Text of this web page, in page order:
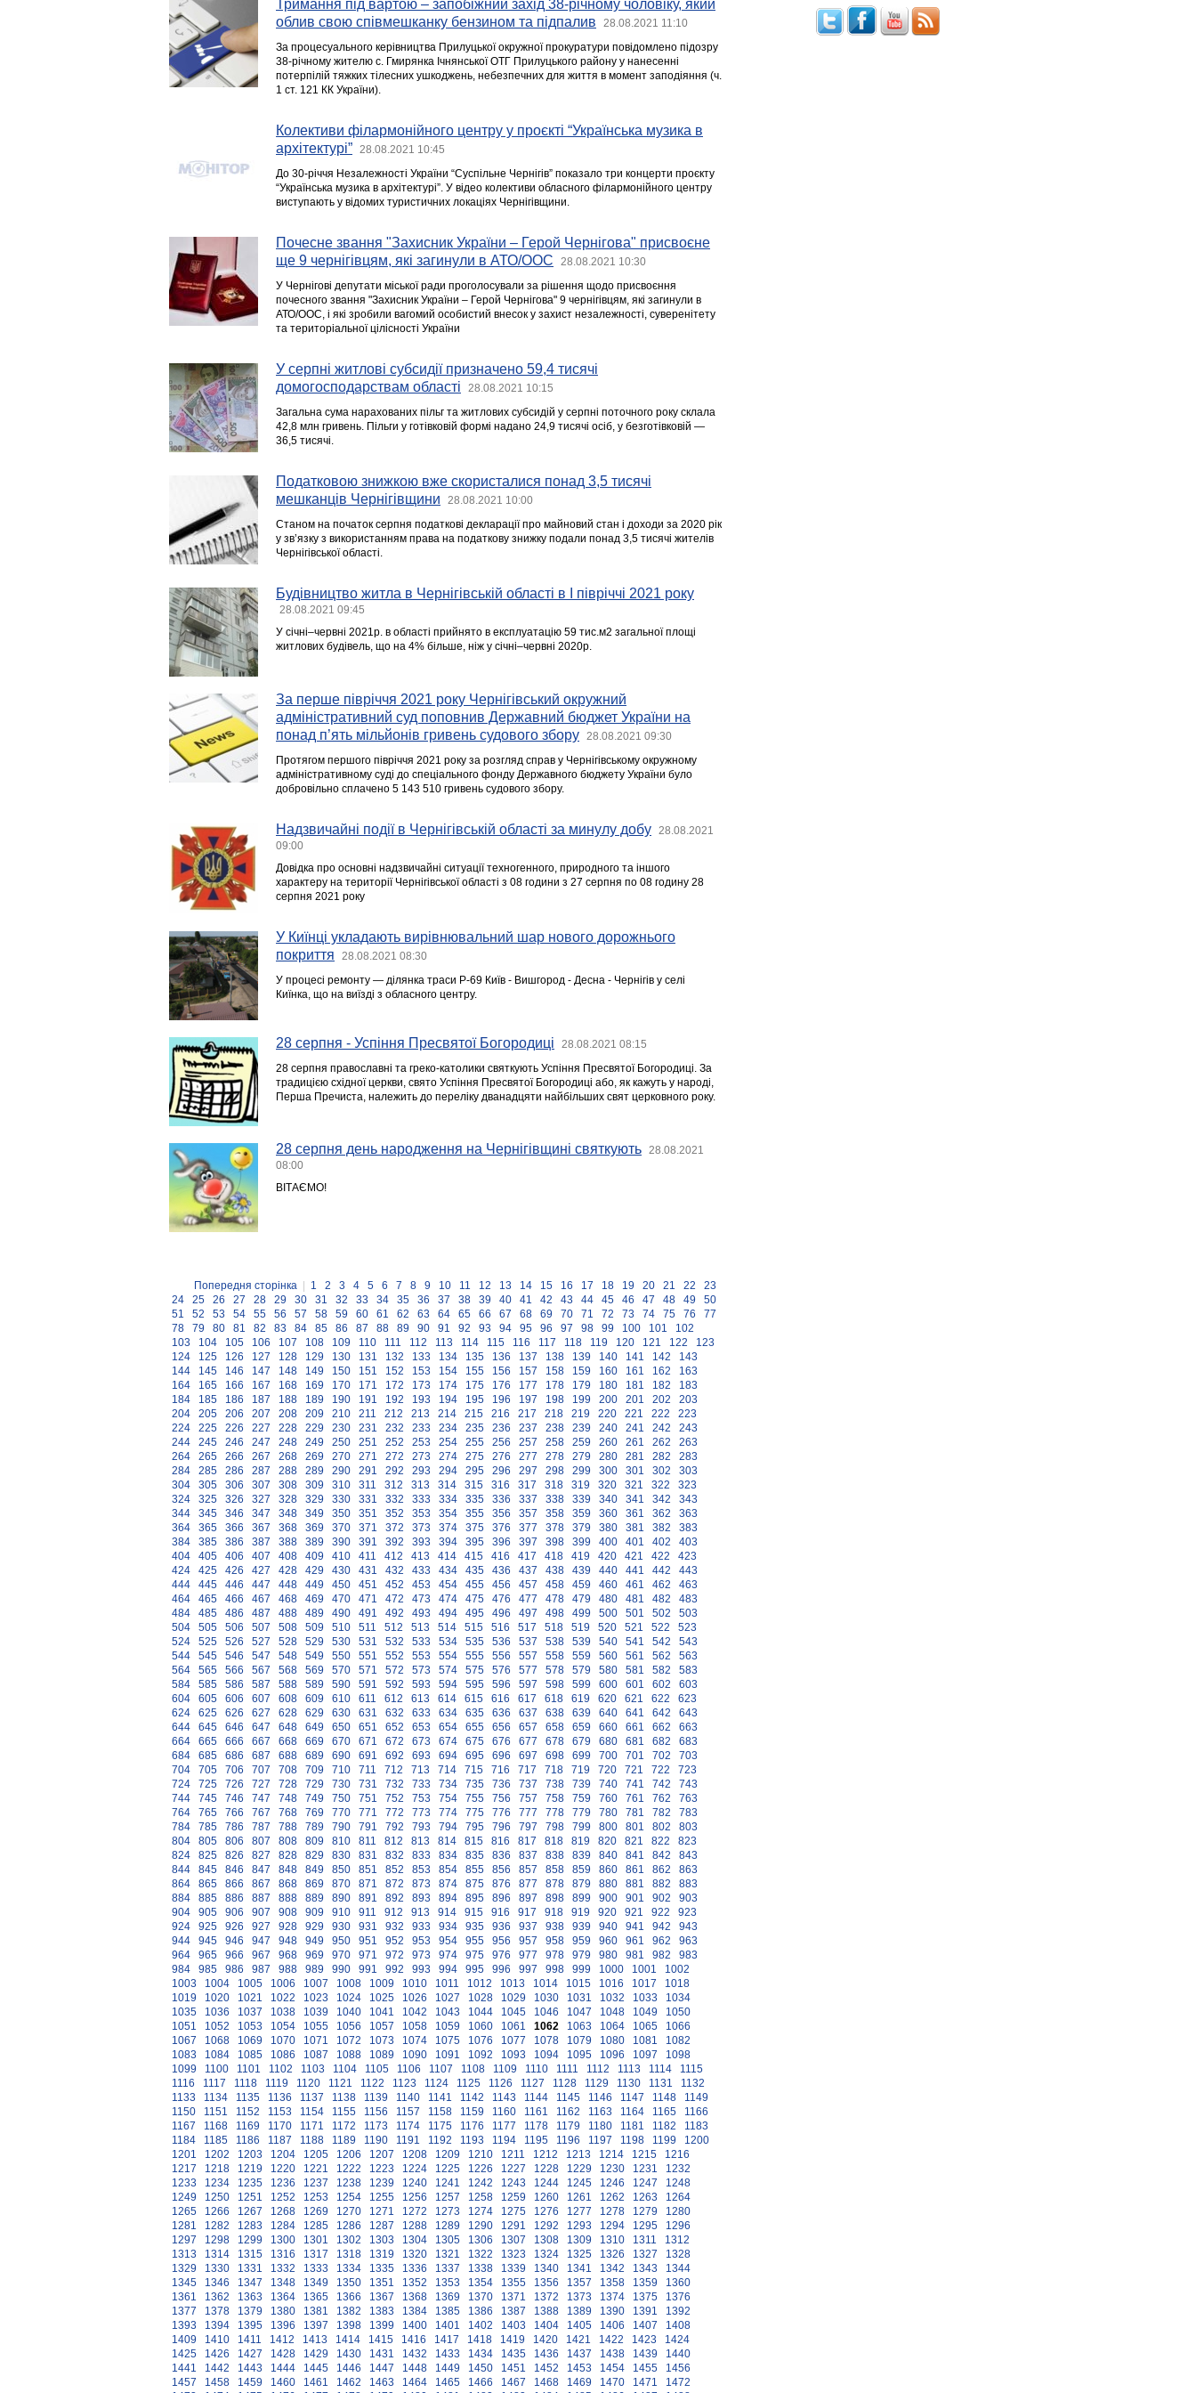
Тримання під вартою – запобіжний захід 38-річному чоловіку, який
облив свою співмешканку бензином та підпалив
28.08.2021 11:10
За процесуального керівництва Прилуцької окружної прокуратури повідомлено підозру
38-річному жителю с. Гмирянка Ічнянської ОТГ Прилуцького району у нанесенні
потерпілій тяжких тілесних ушкоджень, небезпечних для життя в момент заподіяння (ч.
1 ст. 121 КК України).
Колективи філармонійного центру у проєкті “Українська музика в
архітектурі”
28.08.2021 10:45
До 30-річчя Незалежності України “Суспільне Чернігів” показало три концерти проєкту
“Українська музика в архітектурі”. У відео колективи обласного філармонійного центру
виступають у відомих туристичних локаціях Чернігівщини.
Почесне звання "Захисник України – Герой Чернігова" присвоєне
ще 9 чернігівцям, які загинули в АТО/ООС
28.08.2021 10:30
У Чернігові депутати міської ради проголосували за рішення щодо присвоєння
почесного звання "Захисник України – Герой Чернігова" 9 чернігівцям, які загинули в
АТО/ООС, і які зробили вагомий особистий внесок у захист незалежності, суверенітету
та територіальної цілісності України
У серпні житлові субсидії призначено 59,4 тисячі
домогосподарствам області
28.08.2021 10:15
Загальна сума нарахованих пільг та житлових субсидій у серпні поточного року склала
42,8 млн гривень. Пільги у готівковій формі надано 24,9 тисячі осіб, у безготівковій —
36,5 тисячі.
Податковою знижкою вже скористалися понад 3,5 тисячі
мешканців Чернігівщини
28.08.2021 10:00
Станом на початок серпня податкові декларації про майновий стан і доходи за 2020 рік
у зв’язку з використанням права на податкову знижку подали понад 3,5 тисячі жителів
Чернігівської області.
Будівництво житла в Чернігівській області в I півріччі 2021 року
28.08.2021 09:45
У січні–червні 2021р. в області прийнято в експлуатацію 59 тис.м2 загальної площі
житлових будівель, що на 4% більше, ніж у січні–червні 2020р.
За перше півріччя 2021 року Чернігівський окружний
адміністративний суд поповнив Державний бюджет України на
понад п’ять мільйонів гривень судового збору
28.08.2021 09:30
Протягом першого півріччя 2021 року за розгляд справ у Чернігівському окружному
адміністративному суді до спеціального фонду Державного бюджету України було
добровільно сплачено 5 143 510 гривень судового збору.
Надзвичайні події в Чернігівській області за минулу добу
28.08.2021
09:00
Довідка про основні надзвичайні ситуації техногенного, природного та іншого
характеру на території Чернігівської області з 08 години з 27 серпня по 08 годину 28
серпня 2021 року
У Киїнці укладають вирівнювальний шар нового дорожнього
покриття
28.08.2021 08:30
У процесі ремонту — ділянка траси Р-69 Київ - Вишгород - Десна - Чернігів у селі
Киїнка, що на виїзді з обласного центру.
28 серпня - Успіння Пресвятої Богородиці 28.08.2021 08:15
28 серпня православні та греко-католики святкують Успіння Пресвятої Богородиці. За
традицією східної церкви, свято Успіння Пресвятої Богородиці або, як кажуть у народі,
Перша Пречиста, належить до переліку дванадцяти найбільших свят церковного року.
28 серпня день народження на Чернігівщині святкують
28.08.2021
08:00
ВІТАЄМО!
Попередня сторінка 1 2 3 4 5 6 7 8 9 10 11 12 13 14 15 16 17 18 19 20 21 22
23
24
25 26 27 28 29 30 31 32 33 34 35 36 37 38 39 40 41 42 43 44 45 46 47 48 49
50
51
52 53 54 55 56 57 58 59 60 61 62 63 64 65 66 67 68 69 70 71 72 73 74 75 76
77
78
79 80 81 82 83 84 85 86 87 88 89 90 91 92 93 94 95 96 97 98 99 100 101
102
103
104 105 106 107 108 109 110 111 112 113 114 115 116 117 118 119 120 121 122
123
124
125 126 127 128 129 130 131 132 133 134 135 136 137 138 139 140 141 142
143
144
145 146 147 148 149 150 151 152 153 154 155 156 157 158 159 160 161 162
163
164
165 166 167 168 169 170 171 172 173 174 175 176 177 178 179 180 181 182
183
184
185 186 187 188 189 190 191 192 193 194 195 196 197 198 199 200 201 202
203
204
205 206 207 208 209 210 211 212 213 214 215 216 217 218 219 220 221 222
223
224
225 226 227 228 229 230 231 232 233 234 235 236 237 238 239 240 241 242
243
244
245 246 247 248 249 250 251 252 253 254 255 256 257 258 259 260 261 262
263
264
265 266 267 268 269 270 271 272 273 274 275 276 277 278 279 280 281 282
283
284
285 286 287 288 289 290 291 292 293 294 295 296 297 298 299 300 301 302
303
304
305 306 307 308 309 310 311 312 313 314 315 316 317 318 319 320 321 322
323
324
325 326 327 328 329 330 331 332 333 334 335 336 337 338 339 340 341 342
343
344
345 346 347 348 349 350 351 352 353 354 355 356 357 358 359 360 361 362
363
364
365 366 367 368 369 370 371 372 373 374 375 376 377 378 379 380 381 382
383
384
385 386 387 388 389 390 391 392 393 394 395 396 397 398 399 400 401 402
403
404
405 406 407 408 409 410 411 412 413 414 415 416 417 418 419 420 421 422
423
424
425 426 427 428 429 430 431 432 433 434 435 436 437 438 439 440 441 442
443
444
445 446 447 448 449 450 451 452 453 454 455 456 457 458 459 460 461 462
463
464
465 466 467 468 469 470 471 472 473 474 475 476 477 478 479 480 481 482
483
484
485 486 487 488 489 490 491 492 493 494 495 496 497 498 499 500 501 502
503
504
505 506 507 508 509 510 511 512 513 514 515 516 517 518 519 520 521 522
523
524
525 526 527 528 529 530 531 532 533 534 535 536 537 538 539 540 541 542
543
544
545 546 547 548 549 550 551 552 553 554 555 556 557 558 559 560 561 562
563
564
565 566 567 568 569 570 571 572 573 574 575 576 577 578 579 580 581 582
583
584
585 586 587 588 589 590 591 592 593 594 595 596 597 598 599 600 601 602
603
604
605 606 607 608 609 610 611 612 613 614 615 616 617 618 619 620 621 622
623
624
625 626 627 628 629 630 631 632 633 634 635 636 637 638 639 640 641 642
643
644
645 646 647 648 649 650 651 652 653 654 655 656 657 658 659 660 661 662
663
664
665 666 667 668 669 670 671 672 673 674 675 676 677 678 679 680 681 682
683
684
685 686 687 688 689 690 691 692 693 694 695 696 697 698 699 700 701 702
703
704
705 706 707 708 709 710 711 712 713 714 715 716 717 718 719 720 721 722
723
724
725 726 727 728 729 730 731 732 733 734 735 736 737 738 739 740 741 742
743
744
745 746 747 748 749 750 751 752 753 754 755 756 757 758 759 760 761 762
763
764
765 766 767 768 769 770 771 772 773 774 775 776 777 778 779 780 781 782
783
784
785 786 787 788 789 790 791 792 793 794 795 796 797 798 799 800 801 802
803
804
805 806 807 808 809 810 811 812 813 814 815 816 817 818 819 820 821 822
823
824
825 826 827 828 829 830 831 832 833 834 835 836 837 838 839 840 841 842
843
844
845 846 847 848 849 850 851 852 853 854 855 856 857 858 859 860 861 862
863
864
865 866 867 868 869 870 871 872 873 874 875 876 877 878 879 880 881 882
883
884
885 886 887 888 889 890 891 892 893 894 895 896 897 898 899 900 901 902
903
904
905 906 907 908 909 910 911 912 913 914 915 916 917 918 919 920 921 922
923
924
925 926 927 928 929 930 931 932 933 934 935 936 937 938 939 940 941 942
943
944
945 946 947 948 949 950 951 952 953 954 955 956 957 958 959 960 961 962
963
964
965 966 967 968 969 970 971 972 973 974 975 976 977 978 979 980 981 982
983
984
985 986 987 988 989 990 991 992 993 994 995 996 997 998 999 1000 1001
1002
1003
1004 1005 1006 1007 1008 1009 1010 1011 1012 1013 1014 1015 1016 1017
1018
1019
1020 1021 1022 1023 1024 1025 1026 1027 1028 1029 1030 1031 1032 1033
1034
1035
1036 1037 1038 1039 1040 1041 1042 1043 1044 1045 1046 1047 1048 1049
1050
1051
1052 1053 1054 1055 1056 1057 1058 1059 1060 1061 1062 1063 1064 1065
1066
1067
1068 1069 1070 1071 1072 1073 1074 1075 1076 1077 1078 1079 1080 1081
1082
1083
1084 1085 1086 1087 1088 1089 1090 1091 1092 1093 1094 1095 1096 1097
1098
1099
1100 1101 1102 1103 1104 1105 1106 1107 1108 1109 1110 1111 1112 1113 1114
1115
1116
1117 1118 1119 1120 1121 1122 1123 1124 1125 1126 1127 1128 1129 1130 1131
1132
1133
1134 1135 1136 1137 1138 1139 1140 1141 1142 1143 1144 1145 1146 1147 1148
1149
1150
1151 1152 1153 1154 1155 1156 1157 1158 1159 1160 1161 1162 1163 1164 1165
1166
1167
1168 1169 1170 1171 1172 1173 1174 1175 1176 1177 1178 1179 1180 1181 1182
1183
1184
1185 1186 1187 1188 1189 1190 1191 1192 1193 1194 1195 1196 1197 1198 1199
1200
1201
1202 1203 1204 1205 1206 1207 1208 1209 1210 1211 1212 1213 1214 1215
1216
1217
1218 1219 1220 1221 1222 1223 1224 1225 1226 1227 1228 1229 1230 1231
1232
1233
1234 1235 1236 1237 1238 1239 1240 1241 1242 1243 1244 1245 1246 1247
1248
1249
1250 1251 1252 1253 1254 1255 1256 1257 1258 1259 1260 1261 1262 1263
1264
1265
1266 1267 1268 1269 1270 1271 1272 1273 1274 1275 1276 1277 1278 1279
1280
1281
1282 1283 1284 1285 1286 1287 1288 1289 1290 1291 1292 1293 1294 1295
1296
1297
1298 1299 1300 1301 1302 1303 1304 1305 1306 1307 1308 1309 1310 1311
1312
1313
1314 1315 1316 1317 1318 1319 1320 1321 1322 1323 1324 1325 1326 1327
1328
1329
1330 1331 1332 1333 1334 1335 1336 1337 1338 1339 1340 1341 1342 1343
1344
1345
1346 1347 1348 1349 1350 1351 1352 1353 1354 1355 1356 1357 1358 1359
1360
1361
1362 1363 1364 1365 1366 1367 1368 1369 1370 1371 1372 1373 1374 1375
1376
1377
1378 1379 1380 1381 1382 1383 1384 1385 1386 1387 1388 1389 1390 1391
1392
1393
1394 1395 1396 1397 1398 1399 1400 1401 1402 1403 1404 1405 1406 1407
1408
1409
1410 1411 1412 1413 1414 1415 1416 1417 1418 1419 1420 1421 1422 1423
1424
1425
1426 1427 1428 1429 1430 1431 1432 1433 1434 1435 1436 1437 1438 1439
1440
1441
1442 1443 1444 1445 1446 1447 1448 1449 1450 1451 1452 1453 1454 1455
1456
1457
1458 1459 1460 1461 1462 1463 1464 1465 1466 1467 1468 1469 1470 1471
1472